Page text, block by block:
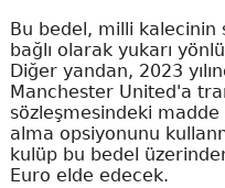
Bu bedel, milli kalecinin
bağlı olarak yukarı
Diğer yandan, 2023
Manchester United'a
sözleşmesindeki
alma opsiyonunu
kulüp bu bedel
Euro elde edecek.